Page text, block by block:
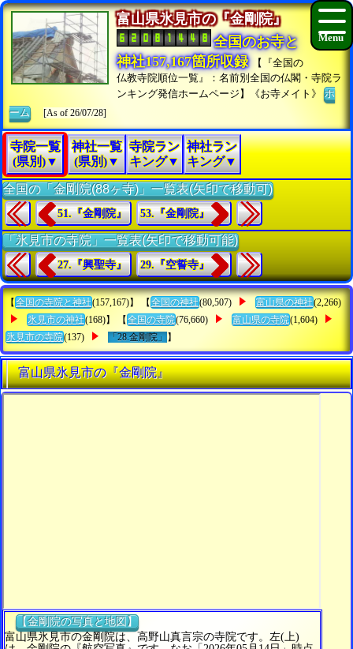
富山県氷見市の『金剛院』
全国のお寺と
神社157,167箇所収録
【『全国の
仏教寺院順位一覧』：名前別全国の仏閣・寺院ラ
ンキング発信ホームページ】《お寺メイト》ホ
ーム
[As of 26/07/28]
寺院一覧
(県別)▼
神社一覧
(県別)▼
寺院ラン
キング▼
神社ラン
キング▼
全国の「金剛院(88ヶ寺)」一覧表(矢印で移動可)
51.『金剛院』 53.『金剛院』
「氷見市の寺院」一覧表(矢印で移動可能)
27.『興聖寺』 29.『空誓寺』
【 全国の寺院と神社(157,167)】 【 全国の神社(80,507) 富山県の神社(2,266)
氷見市の神社(168)】 【 全国の寺院(76,660) 富山県の寺院(1,604)
氷見市の寺院(137) 「28.金剛院」 】
富山県氷見市の『金剛院』
【金剛院の写真と地図】
富山県氷見市の金剛院は、高野山真言宗の寺院です。左(上)